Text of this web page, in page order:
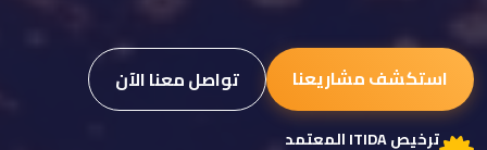
استكشف مشاريعنا تواصل معنا الآن
ترخيص ITIDA المعتمد